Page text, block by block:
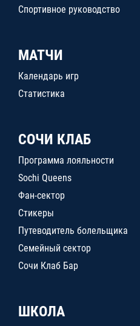
Спортивное руководство
МАТЧИ
Календарь игр
Статистика
СОЧИ КЛАБ
Программа лояльности
Sochi Queens
Фан-сектор
Стикеры
Путеводитель болельщика
Семейный сектор
Сочи Клаб Бар
ШКОЛА